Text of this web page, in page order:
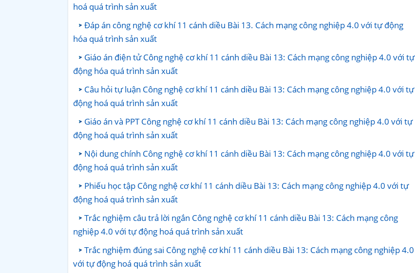
hoá quá trình sản xuất
Đáp án công nghệ cơ khí 11 cánh diều Bài 13. Cách mạng công nghiệp 4.0 với tự động
hóa quá trình sản xuất
Giáo án điện tử Công nghệ cơ khí 11 cánh diều Bài 13: Cách mạng công nghiệp 4.0 với tự
động hóa quá trình sản xuất
Câu hỏi tự luận Công nghệ cơ khí 11 cánh diều Bài 13: Cách mạng công nghiệp 4.0 với tự
động hoá quá trình sản xuất
Giáo án và PPT Công nghệ cơ khí 11 cánh diều Bài 13: Cách mạng công nghiệp 4.0 với tự
động hoá quá trình sản xuất
Nội dung chính Công nghệ cơ khí 11 cánh diều Bài 13: Cách mạng công nghiệp 4.0 với tự
động hoá quá trình sản xuất
Phiếu học tập Công nghệ cơ khí 11 cánh diều Bài 13: Cách mạng công nghiệp 4.0 với tự
động hoá quá trình sản xuất
Trắc nghiệm câu trả lời ngắn Công nghệ cơ khí 11 cánh diều Bài 13: Cách mạng công
nghiệp 4.0 với tự động hoá quá trình sản xuất
Trắc nghiệm đúng sai Công nghệ cơ khí 11 cánh diều Bài 13: Cách mạng công nghiệp 4.0
với tự động hoá quá trình sản xuất